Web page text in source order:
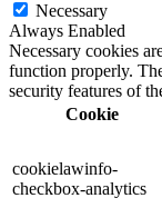
Necessary
Always Enabled
Necessary cookies
function properly.
security features of
Cookie
cookielawinfo-
checkbox-analytics